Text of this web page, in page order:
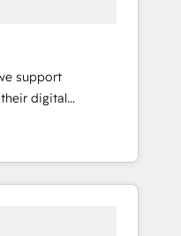
Revenue
support
digital
and
and sales
Our offer
We